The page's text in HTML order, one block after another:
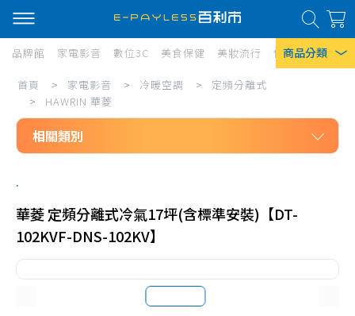
商品分類
熱門搜尋
風扇
口罩
衛生紙
Iphone 17
品牌館 家電影音 數位3C 美食保健 美妝流行 傢俱寢具 居
家
影
音/
冷
暖
空
調/
首頁 > 家電影音 > 冷暖空調 >
定頻分離式
>
HAWRIN 華菱
相關類別
定頻分離式
HERAN 禾聯
.
華菱 定頻分離式冷氣17坪(含標準安裝)【DT-
102KVF-DNS-102KV】